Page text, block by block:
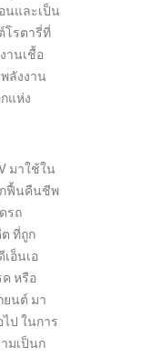
นและเป็น
โรตารี่ที่
านเชื้อ
ลังงาน
แห่ง
มาใช้ใน
กฟื้นคืนชีพ
รถ
ที่ถูก
อ็นเอ
หรือ
ยนต์ มา
ป ในการ
มเป็นก